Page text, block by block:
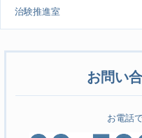
治験推進室
お問い
お電話